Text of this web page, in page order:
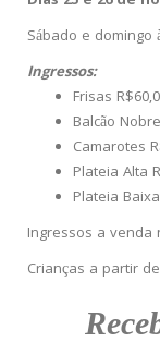
Sábado e domingo
Ingressos:
Frisas
Balcão
Camarotes
Plateia Alta
Plateia
Ingressos a
Crianças a partir